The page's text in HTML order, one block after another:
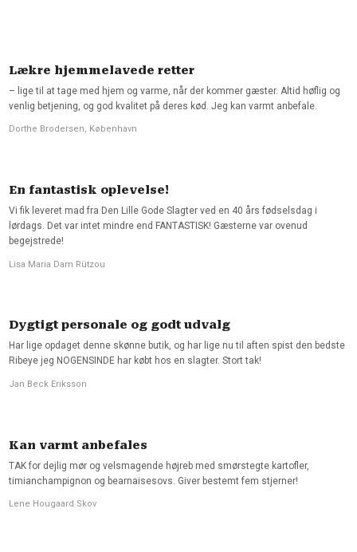
Lækre hjemmelavede retter
– lige til at tage med hjem og varme, når der kommer gæster. Altid høflig og
venlig betjening, og god kvalitet på deres kød. Jeg kan varmt anbefale.
Dorthe Brodersen, København
En fantastisk oplevelse!
Vi fik leveret mad fra Den Lille Gode Slagter ved en 40 års fødselsdag i
lørdags. Det var intet mindre end FANTASTISK! Gæsterne var ovenud
begejstrede!
Lisa Maria Dam Rützou​
Dygtigt personale og godt udvalg
Har lige opdaget denne skønne butik, og har lige nu til aften spist den bedste
Ribeye jeg NOGENSINDE har købt hos en slagter. Stort tak!
Jan Beck Eriksson
Kan varmt anbefales
TAK for dejlig mør og velsmagende højreb med smørstegte kartofler,
timianchampignon og bearnaisesovs. Giver bestemt fem stjerner!
Lene Hougaard Skov